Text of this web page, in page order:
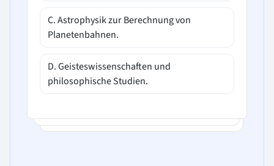
C. Astrophysik zur Berechnung von
Planetenbahnen.
D. Geisteswissenschaften und
philosophische Studien.